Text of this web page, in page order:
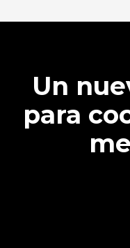
Un
para